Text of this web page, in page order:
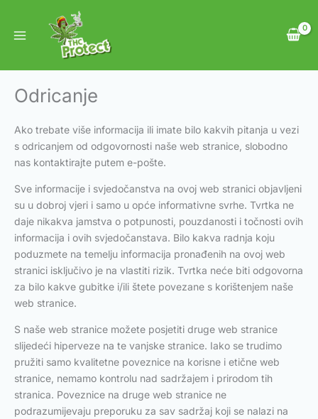
content
Odricanje
Ako trebate više informacija ili imate bilo kakvih pitanja u vezi
s odricanjem od odgovornosti naše web stranice, slobodno
nas kontaktirajte putem e-pošte.
Sve informacije i svjedočanstva na ovoj web stranici objavljeni
su u dobroj vjeri i samo u opće informativne svrhe. Tvrtka ne
daje nikakva jamstva o potpunosti, pouzdanosti i točnosti ovih
informacija i ovih svjedočanstava. Bilo kakva radnja koju
poduzmete na temelju informacija pronađenih na ovoj web
stranici isključivo je na vlastiti rizik. Tvrtka neće biti odgovorna
za bilo kakve gubitke i/ili štete povezane s korištenjem naše
web stranice.
S naše web stranice možete posjetiti druge web stranice
slijedeći hiperveze na te vanjske stranice. Iako se trudimo
pružiti samo kvalitetne poveznice na korisne i etične web
stranice, nemamo kontrolu nad sadržajem i prirodom tih
stranica. Poveznice na druge web stranice ne
podrazumijevaju preporuku za sav sadržaj koji se nalazi na